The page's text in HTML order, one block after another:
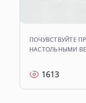
ПОЧУВСТВУЙТЕ
НАСТОЛЬНЫМИ
1613